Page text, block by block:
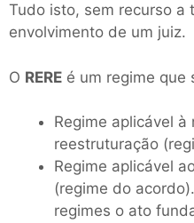
Tudo isto, sem recurso a
envolvimento de um juiz.
O RERE é um regime que
Regime aplicável
reestruturação
Regime aplicável
(regime do
regimes o ato